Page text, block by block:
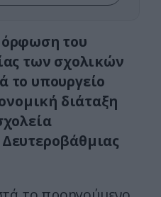
του
των σχολικών
το υπουργείο
διάταξη